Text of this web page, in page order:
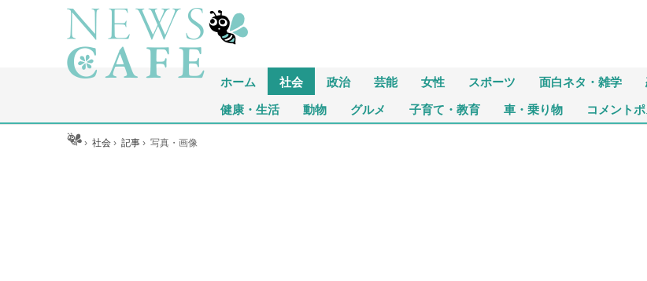
ホーム 社会 政治 芸能 女性 スポーツ 面白ネタ・雑学
健康・生活 動物 グルメ 子育て・教育 車・乗り物 コメントポ
ホーム ›社会 ›記事 ›写真・画像